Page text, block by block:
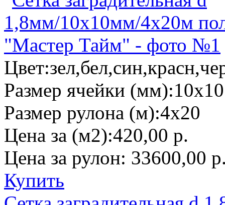
Цвет:
Размер ячейки (мм):10х10
Размер рулона (м):4х20
Цена за (м2):420,00 р.
Цена за рулон: 33600,00
Купить